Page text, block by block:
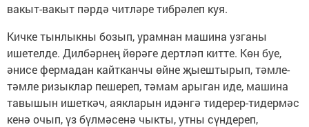
вакыт-вакыт пәрдә читләре тибрәлеп куя.
Кичке тынлыкны бозып, урамнан машина узганы
ишетелде. Дилбәрнең йөрәге дертләп китте. Көн буе,
әнисе фермадан кайтканчы өйне җыештырып, тәмле-
тәмле ризыклар пешереп, тәмам арыган иде, машина
тавышын ишеткәч, аякларын идәнгә тидерер-тидермәс
кенә очып, үз бүлмәсенә чыкты, утны сүндереп,